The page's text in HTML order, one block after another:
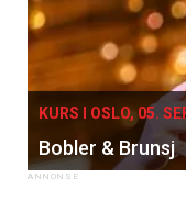
KURS I OSLO, 05.
Bobler & Brunsj